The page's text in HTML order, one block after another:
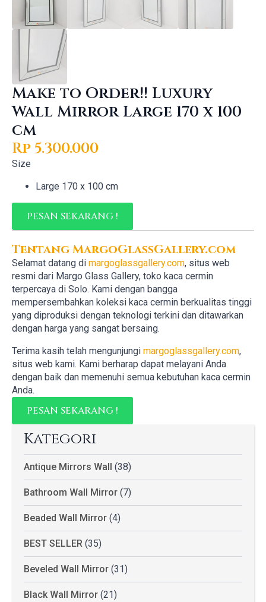
Kategori
Antique Mirrors Wall (38)
Bathroom Wall Mirror (7)
Beaded Wall Mirror (4)
BEST SELLER (35)
Beveled Wall Mirror (31)
Black Wall Mirror (21)
Make to Order!! Luxury
Wall Mirror Large 170 x 100
cm
Rp 5.300.000
Size
Large 170 x 100 cm
PESAN SEKARANG !
Tentang MargoGlassGallery.com
Selamat datang di margoglassgallery.com, situs web
resmi dari Margo Glass Gallery, toko kaca cermin
terpercaya di Solo. Kami dengan bangga
mempersembahkan koleksi kaca cermin berkualitas tinggi
yang diproduksi dengan teknologi terkini dan ditawarkan
dengan harga yang sangat bersaing.
Terima kasih telah mengunjungi margoglassgallery.com,
situs web kami. Kami berharap dapat melayani Anda
dengan baik dan memenuhi semua kebutuhan kaca cermin
Anda.
PESAN SEKARANG !